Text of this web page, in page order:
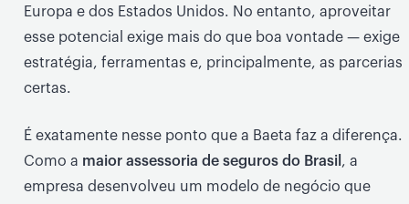
Europa e dos Estados Unidos. No entanto, aproveitar
esse potencial exige mais do que boa vontade — exige
estratégia, ferramentas e, principalmente, as parcerias
certas.
É exatamente nesse ponto que a Baeta faz a diferença.
Como a maior assessoria de seguros do Brasil , a
empresa desenvolveu um modelo de negócio que